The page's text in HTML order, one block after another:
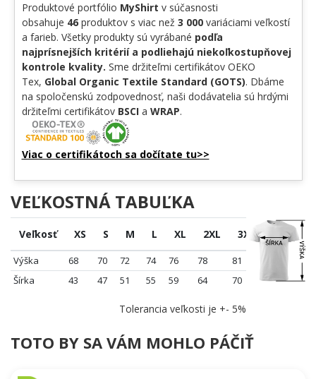
Produktové portfólio MyShirt v súčasnosti
obsahuje 46 produktov s viac než 3 000variáciami veľkostí
a farieb. Všetky produkty sú vyrábané podľa
najprísnejších kritérií a podliehajú niekoľkostupňovej
kontrole kvality. Sme držiteľmi certifikátov OEKO
Tex, Global Organic Textile Standard (GOTS). Dbáme
na spoločenskú zodpovednosť, naši dodávatelia sú hrdými
držiteľmi certifikátov BSCI a WRAP.
Viac o certifikátoch sa dočítate tu>>
VEĽKOSTNÁ TABUĽKA
Veľkosť XS S M L XL 2XL 3XL 4XL
Výška 68 70 72 74 76 78 81
Šírka
43 47 51 55 59 64 70 76
Tolerancia veľkosti je +- 5%
TOTO BY SA VÁM MOHLO PÁČIŤ